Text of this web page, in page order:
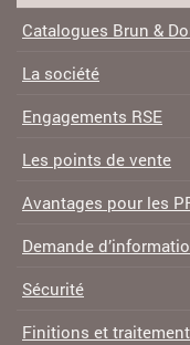
Catalogues Brun &
La société
Engagements RSE
Les points de vente
Avantages pour les
Demande
Sécurité
Finitions et